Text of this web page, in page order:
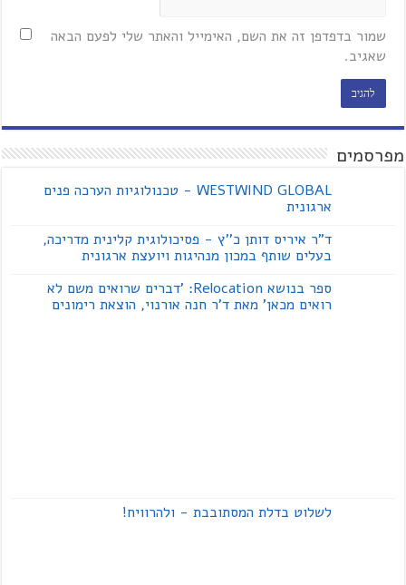
שמור בדפדפן זה את השם, האימייל והאתר שלי לפעם הבאה
שאגיב.
מפרסמים
WESTWIND GLOBAL - טכנולוגיות הערכה פנים
ארגונית
ד"ר איריס דותן כ''ץ - פסיכולוגית קלינית מדריכה,
בעלים שותף במכון מנהיגות ויועצת ארגונית
ספר בנושא Relocation: 'דברים שרואים משם לא
רואים מכאן' מאת ד'ר חנה אורנוי, הוצאת רימונים
לשלוט בדלת המסתובבת - ולהרוויח!